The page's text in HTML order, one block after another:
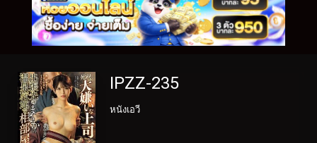
IPZZ-235
หนังเอวี